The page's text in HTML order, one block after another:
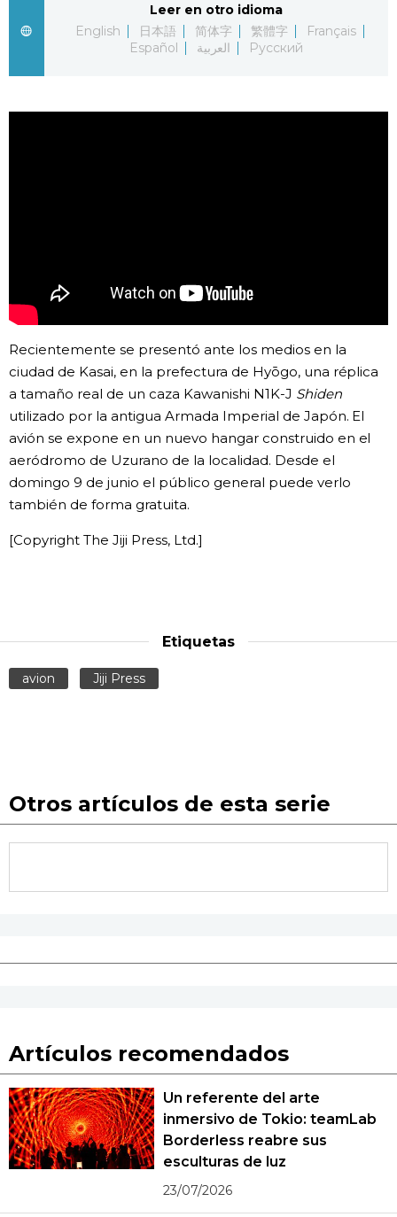
Blog
Tokio
Avisos
Leer en otro idioma
English
日本語 简体字 繁體字
Français
Español
العربية Русский
Recientemente se presentó ante los medios en la
ciudad de Kasai, en la prefectura de Hyōgo, una réplica
a tamaño real de un caza Kawanishi N1K-J Shiden
utilizado por la antigua Armada Imperial de Japón. El
avión se expone en un nuevo hangar construido en el
aeródromo de Uzurano de la localidad. Desde el
domingo 9 de junio el público general puede verlo
también de forma gratuita.
[Copyright The Jiji Press, Ltd.]
Etiquetas
avion Jiji Press
Otros artículos de esta serie
Artículos recomendados
Un referente del arte
inmersivo de Tokio: teamLab
Borderless reabre sus
esculturas de luz
23/07/2026